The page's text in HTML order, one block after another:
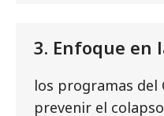
3. Enfoque en
los programas del
prevenir el